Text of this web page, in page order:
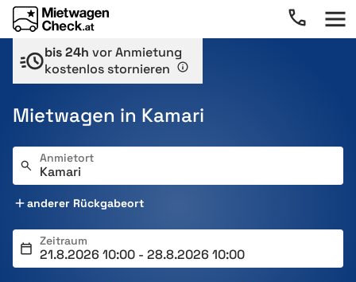
bis 24h vor Anmietung
kostenlos stornieren
Mietwagen in Kamari
Anmietort
anderer Rückgabeort
Zeitraum